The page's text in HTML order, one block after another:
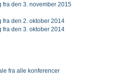
den 3. november 2015
den 2. oktober 2014
den 3. oktober 2014
fra alle konferencer